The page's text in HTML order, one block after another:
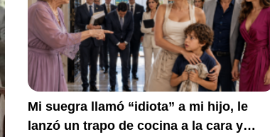
intentado ocultar.
Mi suegra llamó “idiota” a mi hijo, le
lanzó un trapo de cocina a la cara y